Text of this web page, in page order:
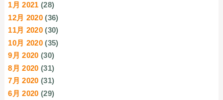
1月 2021 (28)
12月 2020 (36)
11月 2020 (30)
10月 2020 (35)
9月 2020 (30)
8月 2020 (31)
7月 2020 (31)
6月 2020 (29)